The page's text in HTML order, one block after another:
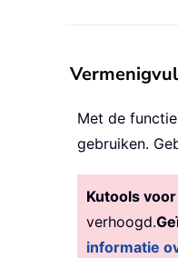
Met de functie
gebruiken.
Kutools
verhoogd.
informatie